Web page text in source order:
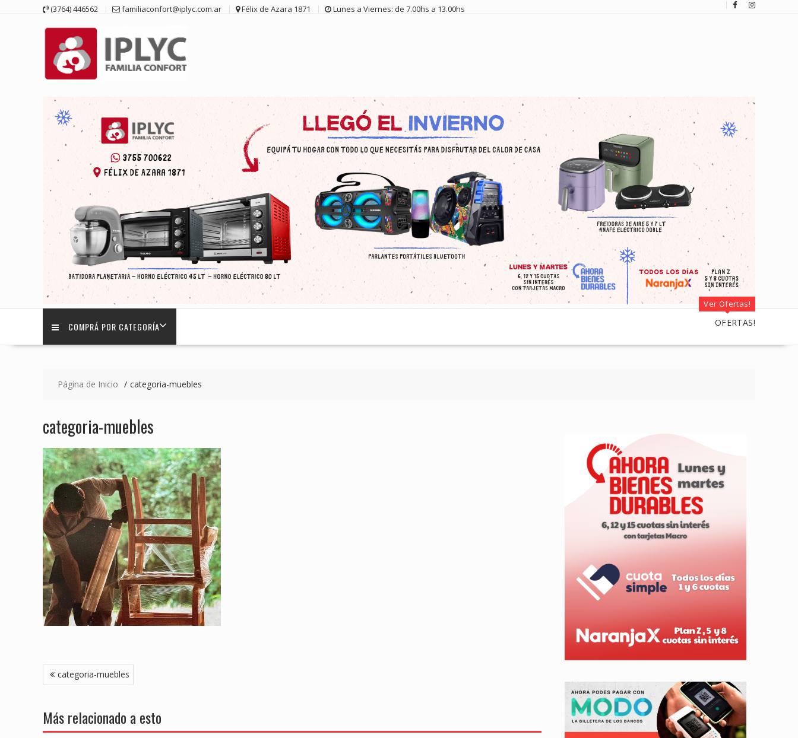
(3764) 446562 familiaconfort@iplyc.com.ar Félix de Azara 1871 Lunes a Viernes: de 7.00hs a 13.00hs
COMPRÁ POR CATEGORÍA
Ver Ofertas!
OFERTAS!
Página de Inicio categoria-muebles
categoria-muebles
Navegación
de
categoria-muebles
Más relacionado a esto